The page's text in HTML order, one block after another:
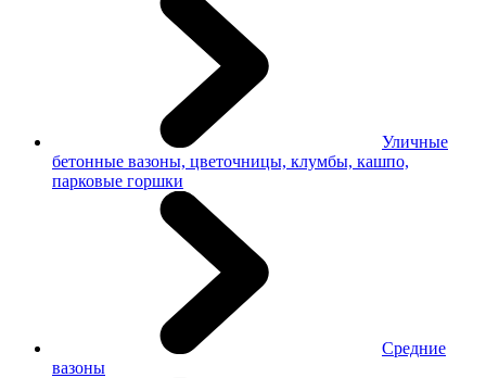
Уличные
бетонные вазоны, цветочницы, клумбы, кашпо,
парковые горшки
Средние
вазоны